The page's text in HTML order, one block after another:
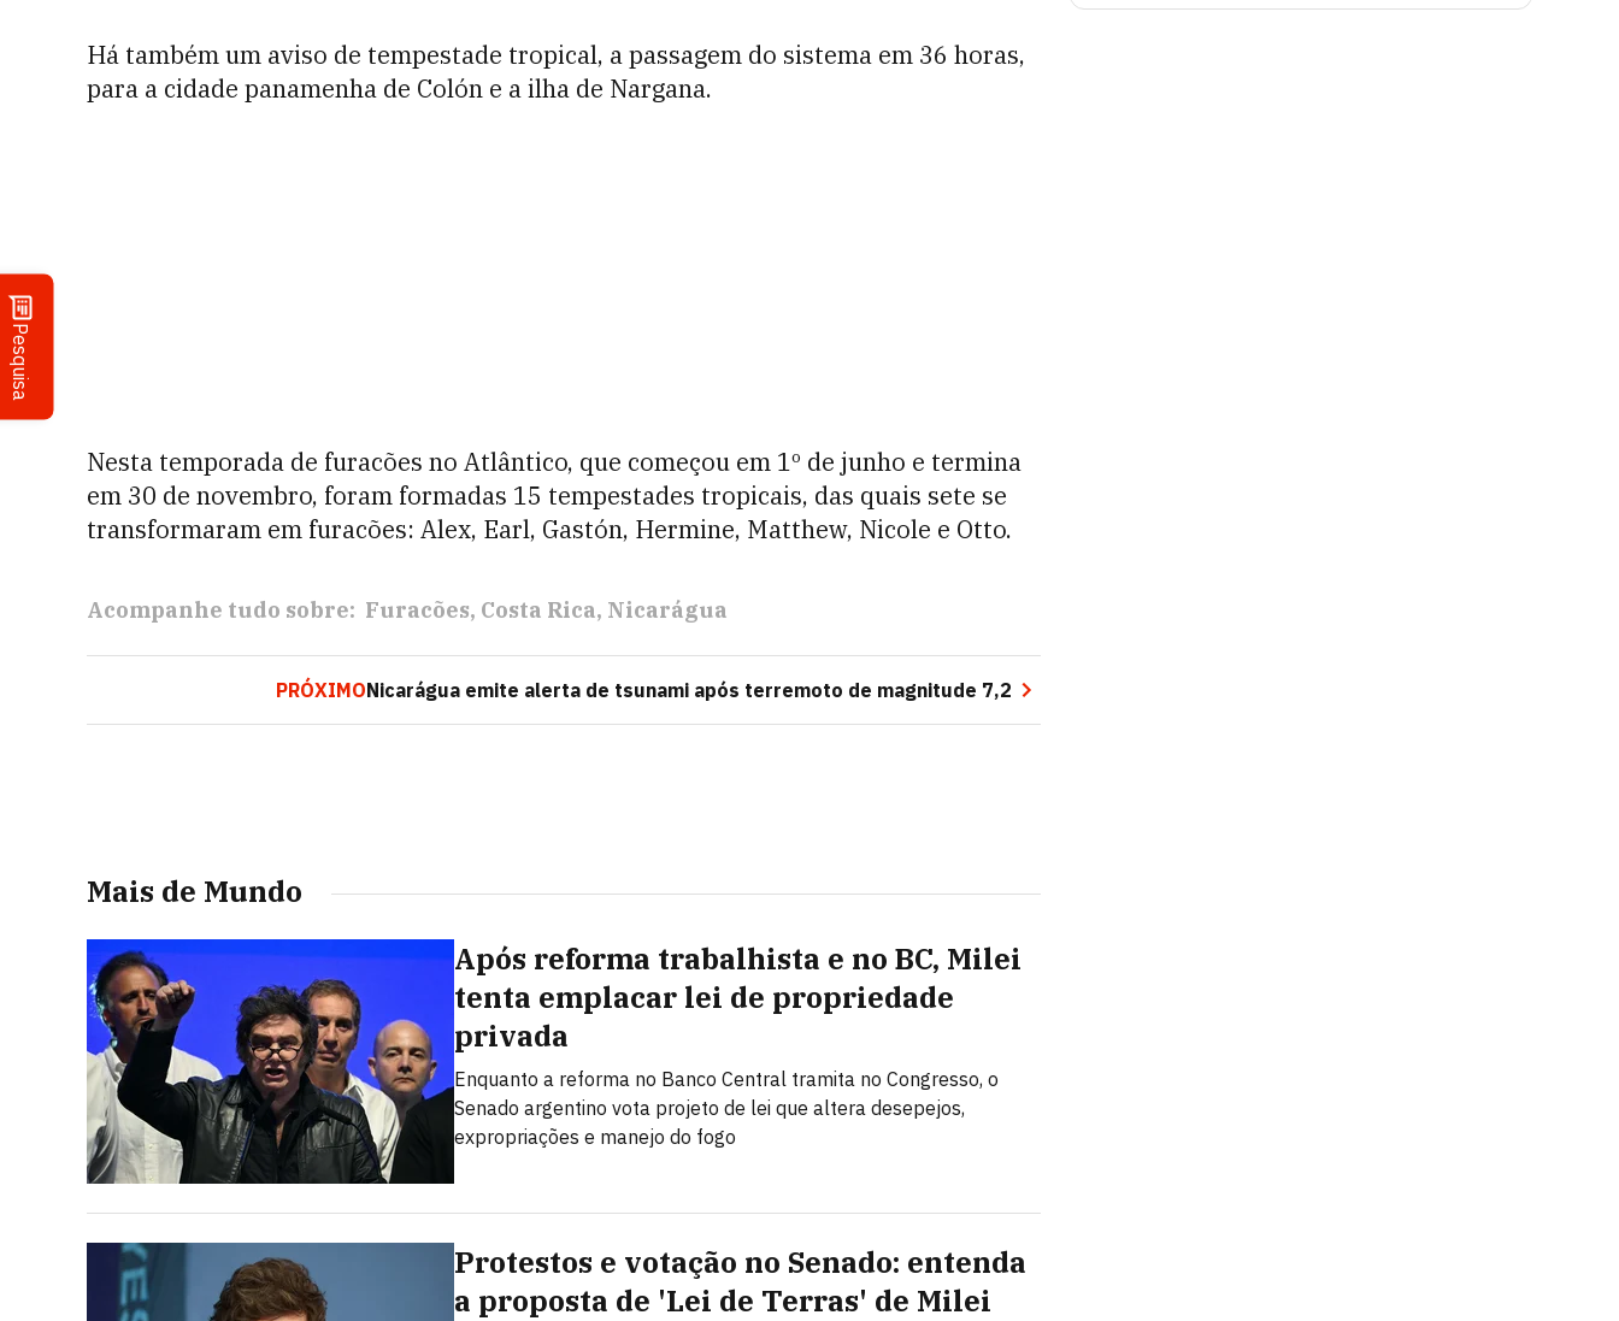
Pesquisa
Há também um aviso de tempestade tropical, a passagem do sistema em 36 horas,
para a cidade panamenha de Colón e a ilha de Nargana.
Nesta temporada de furacões no Atlântico, que começou em 1º de junho e termina
em 30 de novembro, foram formadas 15 tempestades tropicais, das quais sete se
transformaram em furacões: Alex, Earl, Gastón, Hermine, Matthew, Nicole e Otto.
Acompanhe tudo sobre: Furacões Costa Rica Nicarágua
PRÓXIMONicarágua emite alerta de tsunami após terremoto de magnitude 7,2
Mais de Mundo
Após reforma trabalhista e no BC, Milei
tenta emplacar lei de propriedade
privada
Enquanto a reforma no Banco Central tramita no Congresso, o
Senado argentino vota projeto de lei que altera desepejos,
expropriações e manejo do fogo
Protestos e votação no Senado: entenda
a proposta de 'Lei de Terras' de Milei